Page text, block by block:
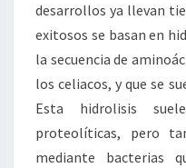
desarrollos ya llevan
exitosos se basan en
la secuencia de
los celiacos, y que se
Esta hidrolisis
proteolíticas, pero
mediante bacterias